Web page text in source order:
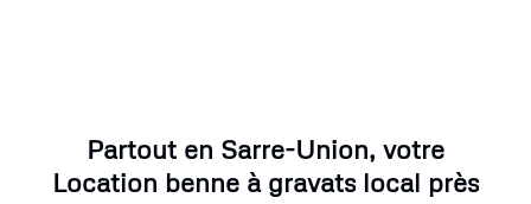
Partout en Sarre-Union, votre
Location benne à gravats local près